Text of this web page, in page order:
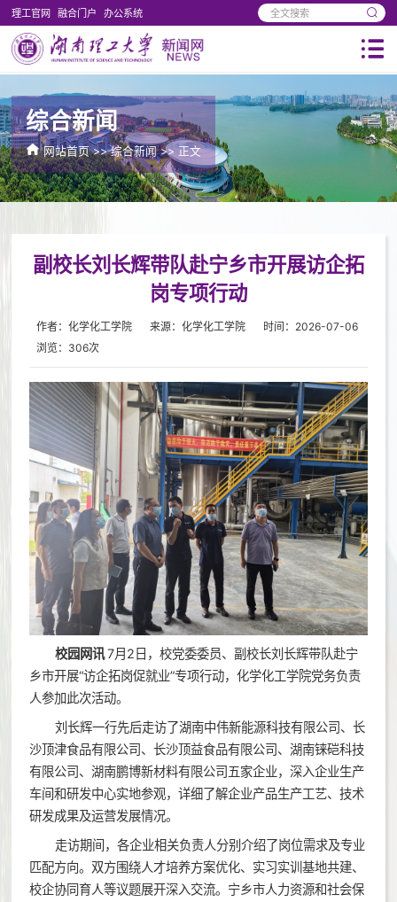
理工官网 融合门户 办公系统
综合新闻
网站首页>>综合新闻>> 正文
副校长刘长辉带队赴宁乡市开展访企拓
岗专项行动
作者：化学化工学院 来源：化学化工学院
时间：2026-07-06
浏览： 306次
校园网讯7月2日，校党委委员、副校长刘长辉带队赴宁
乡市开展“访企拓岗促就业”专项行动，化学化工学院党务负责
人参加此次活动。
刘长辉一行先后走访了湖南中伟新能源科技有限公司、长
沙顶津食品有限公司、长沙顶益食品有限公司、湖南铼硙科技
有限公司、湖南鹏博新材料有限公司五家企业，深入企业生产
车间和研发中心实地参观，详细了解企业产品生产工艺、技术
研发成果及运营发展情况。
走访期间，各企业相关负责人分别介绍了岗位需求及专业
匹配方向。双方围绕人才培养方案优化、实习实训基地共建、
校企协同育人等议题展开深入交流。宁乡市人力资源和社会保